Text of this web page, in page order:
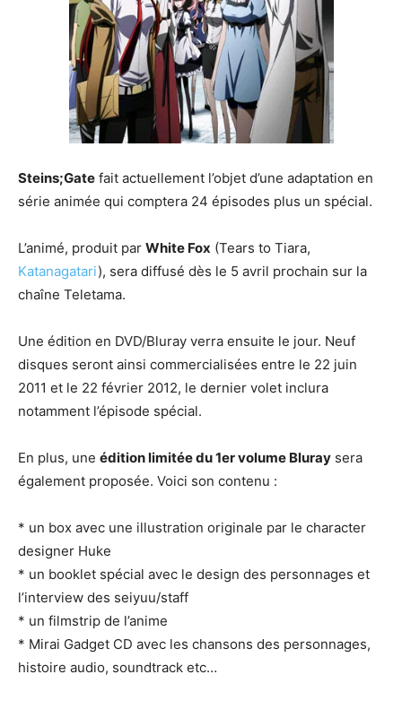
Steins;Gate fait actuellement l’objet d’une adaptation en
série animée qui comptera 24 épisodes plus un spécial.
L’animé, produit par White Fox (Tears to Tiara,
Katanagatari), sera diffusé dès le 5 avril prochain sur la
chaîne Teletama.
Une édition en DVD/Bluray verra ensuite le jour. Neuf
disques seront ainsi commercialisées entre le 22 juin
2011 et le 22 février 2012, le dernier volet inclura
notamment l’épisode spécial.
En plus, une édition limitée du 1er volume Bluray sera
également proposée. Voici son contenu :
* un box avec une illustration originale par le character
designer Huke
* un booklet spécial avec le design des personnages et
l’interview des seiyuu/staff
* un filmstrip de l’anime
* Mirai Gadget CD avec les chansons des personnages,
histoire audio, soundtrack etc…